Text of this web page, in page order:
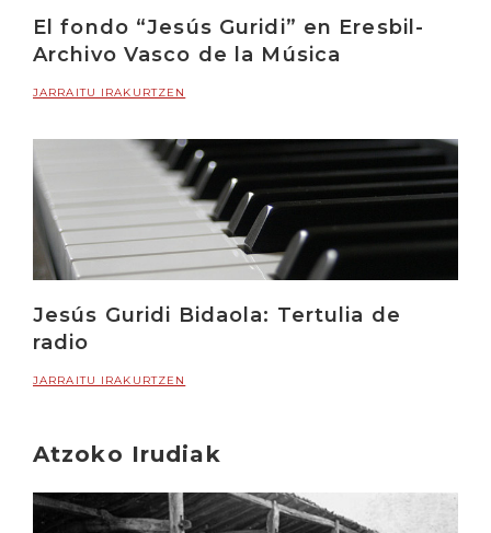
El fondo “Jesús Guridi” en Eresbil-
Archivo Vasco de la Música
JARRAITU IRAKURTZEN
Jesús Guridi Bidaola: Tertulia de
radio
JARRAITU IRAKURTZEN
Atzoko Irudiak
Irakurri